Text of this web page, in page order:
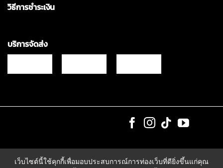
วิธีการชำระเงิน
บริการจัดส่ง
เว็บไซต์นี้ใช้คุกกี้เพื่อมอบประสบการณ์การท่องเว็บที่ดียิ่งขึ้นแก่คุณ